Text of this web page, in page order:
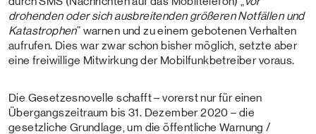
drohenden oder sich ausbreitenden größeren Notfällen und
Katastrophen“ warnen und zu einem gebotenen Verhalten
aufrufen. Dies war zwar schon bisher möglich, setzte aber
eine freiwillige Mitwirkung der Mobilfunkbetreiber voraus.
Die Gesetzesnovelle schafft – vorerst nur für einen
Übergangszeitraum bis 31. Dezember 2020 – die
gesetzliche Grundlage, um die öffentliche Warnung /